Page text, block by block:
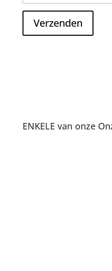
Verzenden
ENKELE van onze